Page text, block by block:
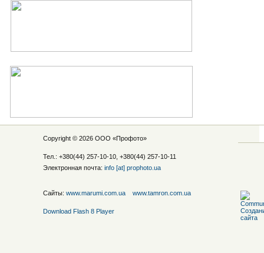
Copyright © 2026 ООО «Профото»
Тел.: +380(44) 257-10-10, +380(44) 257-10-11
Электронная почта: info [at] prophoto.ua
Сайты: www.marumi.com.ua www.tamron.com.ua
Download Flash 8 Player